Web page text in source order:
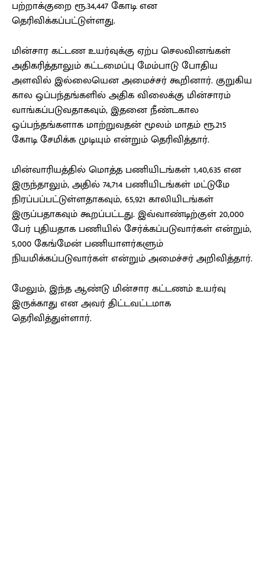
பற்றாக்குறை ரூ.34,447 கோடி என
தெரிவிக்கப்பட்டுள்ளது.
மின்சார கட்டண உயர்வுக்கு ஏற்ப செலவினங்கள்
அதிகரித்தாலும் கட்டமைப்பு மேம்பாடு போதிய
அளவில் இல்லையென அமைச்சர் கூறினார். குறுகிய
கால ஒப்பந்தங்களில் அதிக விலைக்கு மின்சாரம்
வாங்கப்படுவதாகவும், இதனை நீண்டகால
ஒப்பந்தங்களாக மாற்றுவதன் மூலம் மாதம் ரூ.215
கோடி சேமிக்க முடியும் என்றும் தெரிவித்தார்.
மின்வாரியத்தில் மொத்த பணியிடங்கள் 1,40,635 என
இருந்தாலும், அதில் 74,714 பணியிடங்கள் மட்டுமே
நிரப்பப்பட்டுள்ளதாகவும், 65,921 காலியிடங்கள்
இருப்பதாகவும் கூறப்பட்டது. இவ்வாண்டிற்குள் 20,000
பேர் புதியதாக பணியில் சேர்க்கப்படுவார்கள் என்றும்,
5,000 கேங்மேன் பணியாளர்களும்
நியமிக்கப்படுவார்கள் என்றும் அமைச்சர் அறிவித்தார்.
மேலும், இந்த ஆண்டு மின்சார கட்டணம் உயர்வு
இருக்காது என அவர் திட்டவட்டமாக
தெரிவித்துள்ளார்.